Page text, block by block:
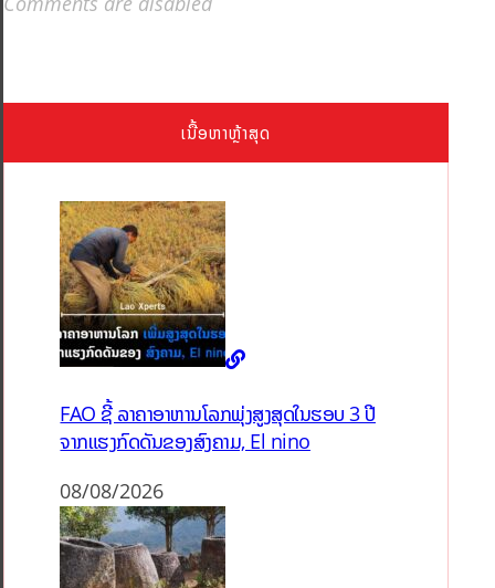
ເນື້ອຫາຫຼ້າສຸດ
FAO ຊີ້ ລາຄາອາຫານໂລກພຸ່ງສູງສຸດໃນຮອບ 3 ປີ
ຈາກແຮງກົດດັນຂອງສົງຄາມ, El nino
08/08/2026